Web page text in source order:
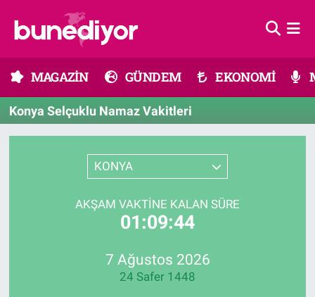
MAGAZİN GÜNDEM EKONOMİ
Konya Selçuklu Namaz Vakitleri
KONYA
AKŞAM VAKTINE KALAN SÜRE
01:09:44
7 Ağustos 2026
24 Safer 1448
Dünya
EKONOMİ
Süper Lig Puan Durumu ve Fikstür
Tüm Manşetler
Son Dakika Haberleri